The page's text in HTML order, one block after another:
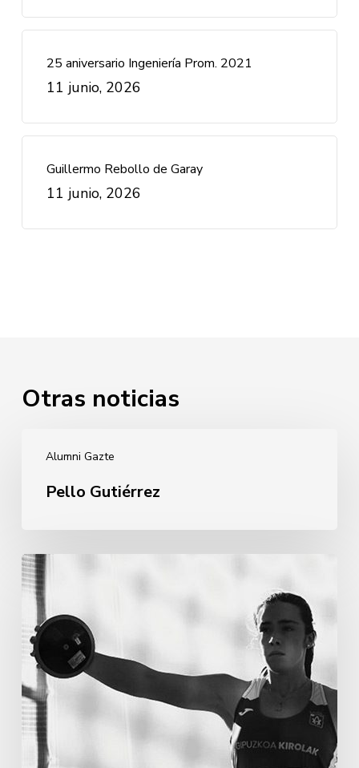
25 aniversario Ingeniería Prom. 2021
11 junio, 2026
Guillermo Rebollo de Garay
11 junio, 2026
Otras noticias
Alumni Gazte
Gutiérrez
Pello Gutiérrez
Andrea
Martínez
Murillo